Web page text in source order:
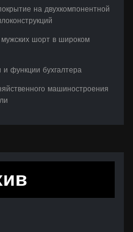
на двухкомпонентной
мужских шорт в широком
функции бухгалтера
машиностроения